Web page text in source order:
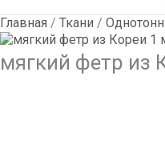
Главная / Ткани /
мягкий фетр из